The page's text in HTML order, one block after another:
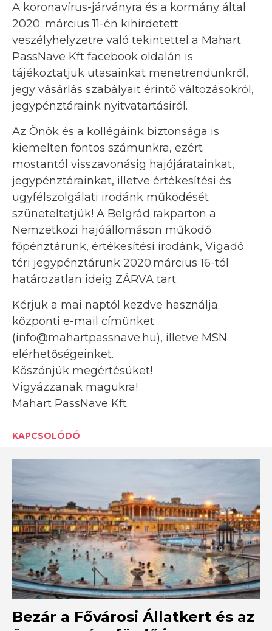
A koronavírus-járványra és a kormány által
2020. március 11-én kihirdetett
veszélyhelyzetre való tekintettel a Mahart
PassNave Kft facebook oldalán is
tájékoztatjuk utasainkat menetrendünkről,
jegy vásárlás szabályait érintő változásokról,
jegypénztáraink nyitvatartásiról.
Az Önök és a kollégáink biztonsága is
kiemelten fontos számunkra, ezért
mostantól visszavonásig hajójáratainkat,
jegypénztárainkat, illetve értékesítési és
ügyfélszolgálati irodánk működését
szüneteltetjük! A Belgrád rakparton a
Nemzetközi hajóállomáson működő
főpénztárunk, értékesítési irodánk, Vigadó
téri jegypénztárunk 2020.március 16-tól
határozatlan ideig ZÁRVA tart.
Kérjük a mai naptól kezdve használja
központi e-mail címünket
(info@mahartpassnave.hu), illetve MSN
elérhetőségeinket.
Köszönjük megértésüket!
Vigyázzanak magukra!
Mahart PassNave Kft.
KAPCSOLÓDÓ
Bezár a Fővárosi Állatkert és az